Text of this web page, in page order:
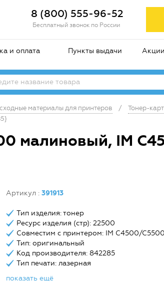
8 (800) 555-96-52
Бесплатный звонок по России
и оплата Пункты выдачи Акции
материалы для принтеров / Тонер-
малиновый, IM
Артикул : 391913
Тип изделия: тонер
Ресурс изделия (стр): 22500
Совместим с принтером: IM C4500/
Тип: оригинальный
Код производителя: 842285
Тип печати: лазерная
показать ещё